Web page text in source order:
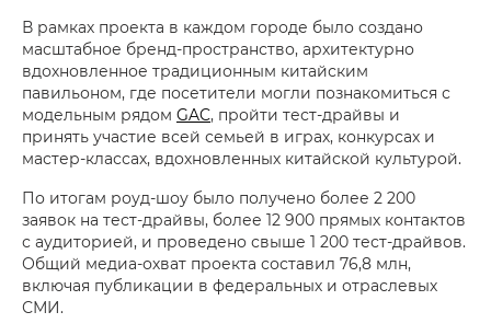
В рамках проекта в каждом городе было создано
масштабное бренд-пространство, архитектурно
вдохновленное традиционным китайским
павильоном, где посетители могли познакомиться с
модельным рядом GAC, пройти тест-драйвы и
принять участие всей семьей в играх, конкурсах и
мастер-классах, вдохновленных китайской культурой.
По итогам роуд-шоу было получено более 2 200
заявок на тест-драйвы, более 12 900 прямых контактов
с аудиторией, и проведено свыше 1 200 тест-драйвов.
Общий медиа-охват проекта составил 76,8 млн,
включая публикации в федеральных и отраслевых
СМИ.